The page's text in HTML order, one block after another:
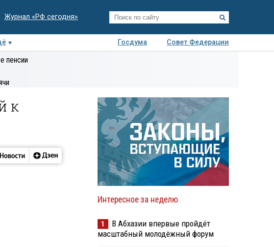
Журнал «РФ сегодня»
Госдума
Совет Федерации
Деловая
пенсии
к
Интересное за неделю
1
В Абхазии впервые пройдёт
масштабный молодёжный форум